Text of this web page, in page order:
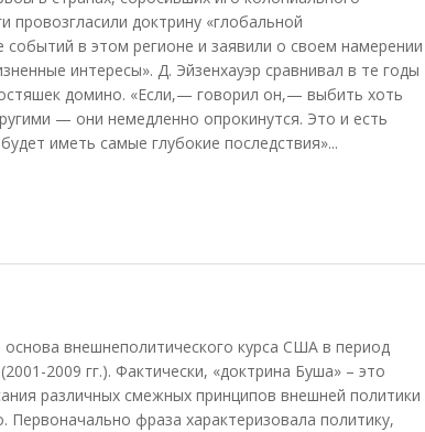
провозгласили доктрину «глобальной
в этом регионе и заявили о своем намерении
интересы». Д. Эйзенхауэр сравнивал в те годы
домино. «Если,— говорил он,— выбить хоть
— они немедленно опрокинутся. Это и есть
иметь самые глубокие последствия»...
внешнеполитического курса США в период
2009 гг.). Фактически, «доктрина Буша» – это
различных смежных принципов внешней политики
фраза характеризовала политику,